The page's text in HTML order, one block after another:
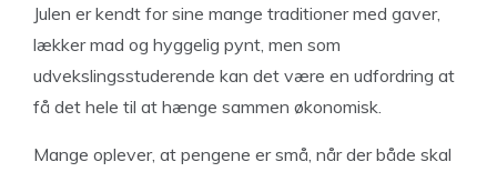
Julen er kendt for sine mange traditioner med gaver,
lækker mad og hyggelig pynt, men som
udvekslingsstuderende kan det være en udfordring at
få det hele til at hænge sammen økonomisk.
Mange oplever, at pengene er små, når der både skal